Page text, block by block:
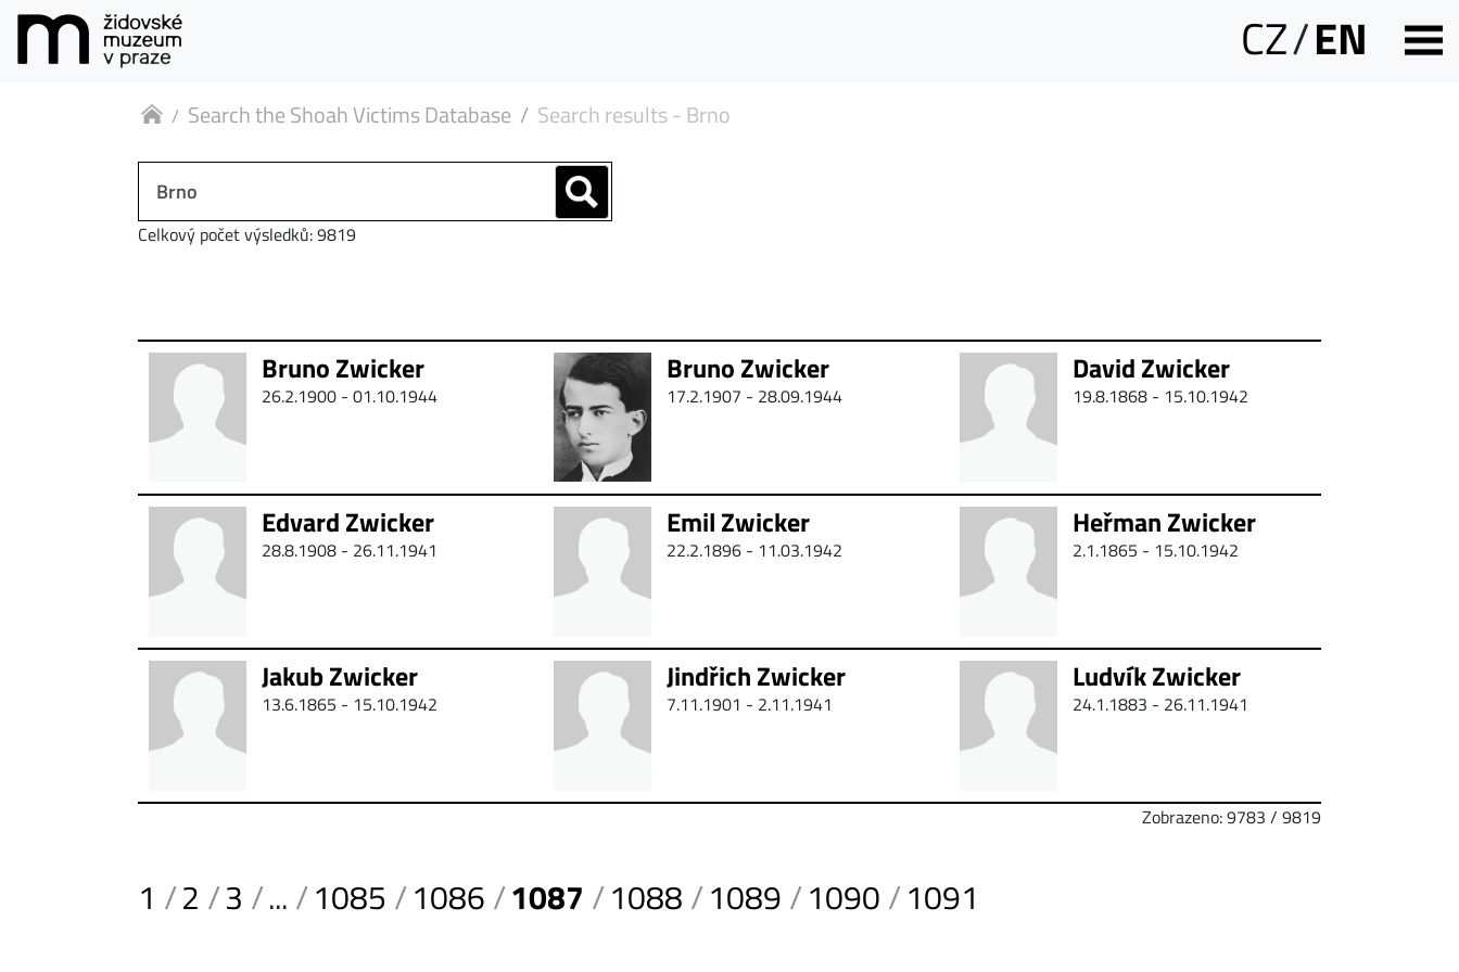
CZ/EN
Search the Shoah Victims Database Search results - Brno
Celkový počet výsledků: 9819
Bruno Zwicker
26.2.1900 - 01.10.1944
Bruno Zwicker
17.2.1907 - 28.09.1944
David Zwicker
19.8.1868 - 15.10.1942
Edvard Zwicker
28.8.1908 - 26.11.1941
Emil Zwicker
22.2.1896 - 11.03.1942
Heřman Zwicker
2.1.1865 - 15.10.1942
Jakub Zwicker
13.6.1865 - 15.10.1942
Jindřich Zwicker
7.11.1901 - 2.11.1941
Ludvík Zwicker
24.1.1883 - 26.11.1941
Zobrazeno: 9783 / 9819
1 2 3 ... 1085 1086 1087 1088 1089 1090 1091